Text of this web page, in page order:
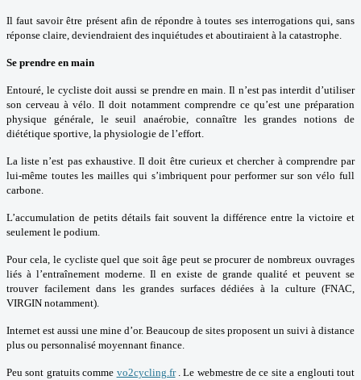
Il faut savoir être présent afin de répondre à toutes ses interrogations qui, sans
réponse claire, deviendraient des inquiétudes et aboutiraient à la catastrophe.
Se prendre en main
Entouré, le cycliste doit aussi se prendre en main. Il n’est pas interdit d’utiliser
son cerveau à vélo. Il doit notamment comprendre ce qu’est une préparation
physique générale, le seuil anaérobie, connaître les grandes notions de
diététique sportive, la physiologie de l’effort.
La liste n’est pas exhaustive. Il doit être curieux et chercher à comprendre par
lui-même toutes les mailles qui s’imbriquent pour performer sur son vélo full
carbone.
L’accumulation de petits détails fait souvent la différence entre la victoire et
seulement le podium.
Pour cela, le cycliste quel que soit âge peut se procurer de nombreux ouvrages
liés à l’entraînement moderne. Il en existe de grande qualité et peuvent se
trouver facilement dans les grandes surfaces dédiées à la culture (FNAC,
VIRGIN notamment).
Internet est aussi une mine d’or. Beaucoup de sites proposent un suivi à distance
plus ou personnalisé moyennant finance.
Peu sont gratuits comme vo2cycling.fr. Le webmestre de ce site a englouti tout